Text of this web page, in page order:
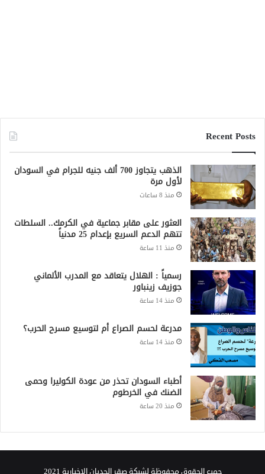
Recent Posts
الذهب يتجاوز 700 ألف جنيه للجرام في السودان
لأول مرة
منذ 8 ساعات
العثور على مقابر جماعية في الكرمك.. السلطات
تتهم الدعم السريع بإعدام 25 مدنياً
منذ 11 ساعة
رسمياً : الهلال يتعاقد مع المدرب الألماني
جوزيف زينباور
منذ 14 ساعة
مدرعة لحسم الصراع أم لتوسيع مسرح الحرب؟
منذ 14 ساعة
أطباء السودان تحذر من عودة الكوليرا وحمى
الضنك في الخرطوم
منذ 20 ساعة
جميع الحقوق محفوظة لشبكة صقر الجديان الإخبارية 2021